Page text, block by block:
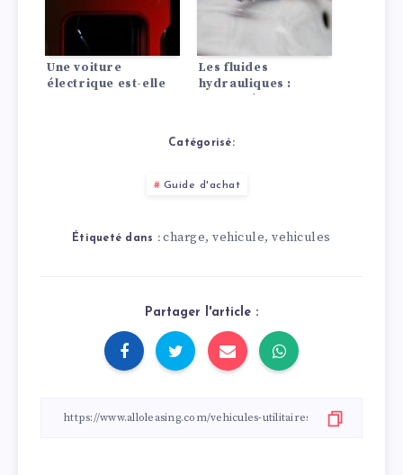
Une voiture
électrique est-elle
Les fluides
hydrauliques :
Catégorisé:
Guide d'achat
Étiqueté dans : charge,vehicule,vehicules
Partager l'article :